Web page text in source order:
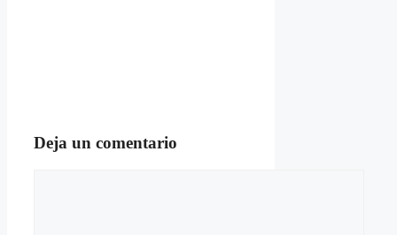
Deja un comentario